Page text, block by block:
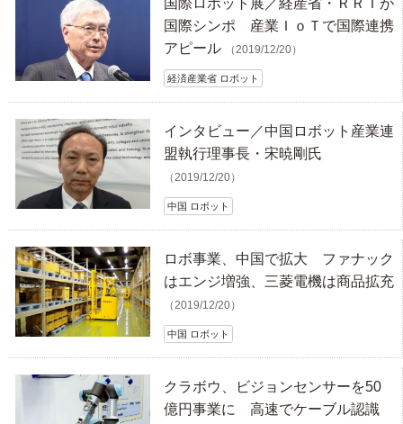
国際シンポ 産業ＩｏＴで国際連携
アピール
（2019/12/20）
経済産業省 ロボット
インタビュー／中国ロボット産業連
盟執行理事長・宋暁剛氏
（2019/12/20）
中国 ロボット
ロボ事業、中国で拡大 ファナック
はエンジ増強、三菱電機は商品拡充
（2019/12/20）
中国 ロボット
クラボウ、ビジョンセンサーを50
億円事業に 高速でケーブル認識